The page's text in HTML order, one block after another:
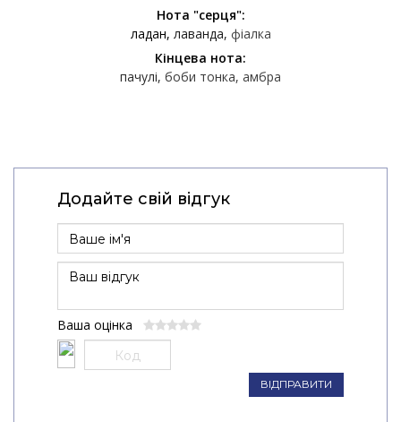
Нота "серця":
ладан лаванда фіалка
Кінцева нота:
пачулі боби тонка амбра
Додайте свій відгук
Ваша оцінка
ВІДПРАВИТИ